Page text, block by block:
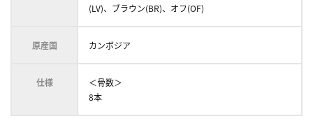
(LV)、ブラウン(BR)、オフ(OF)
原産国 カンボジア
仕様
＜骨数＞
8本